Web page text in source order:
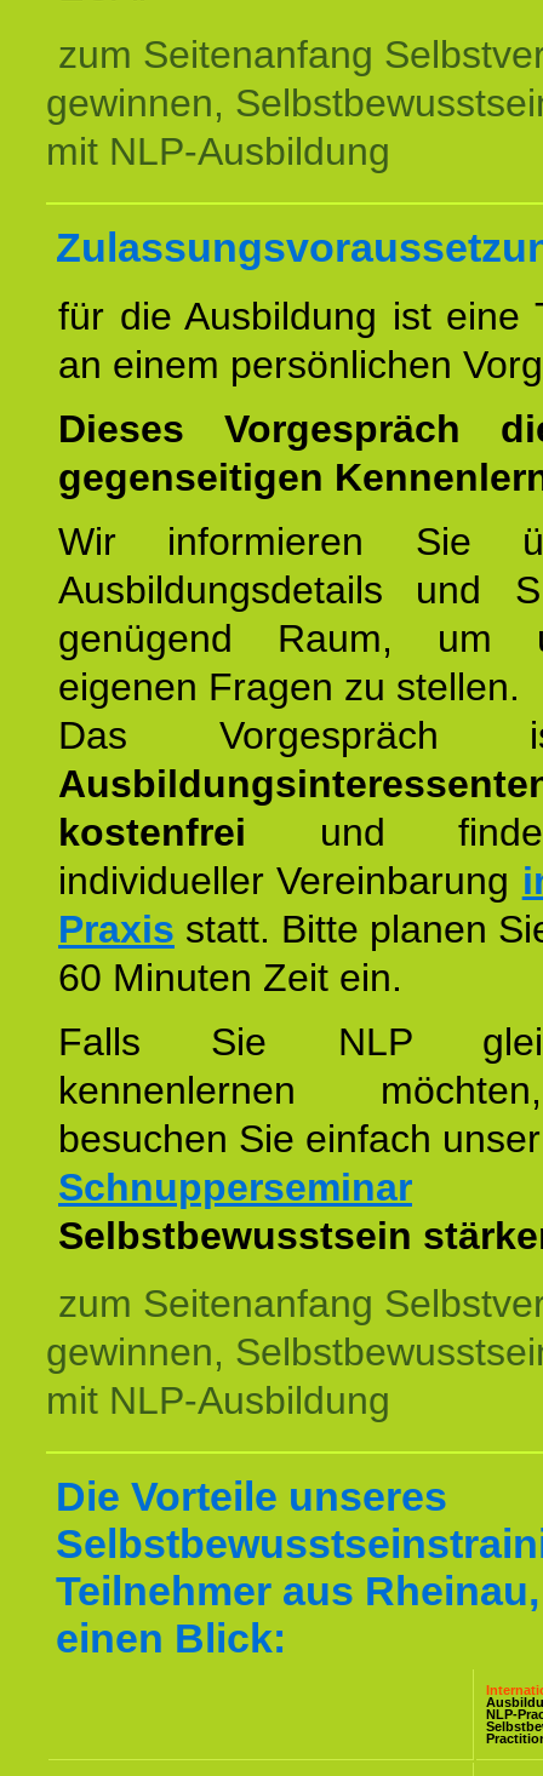
zum Seitenanfang
gewinnen,
mit NLP-Ausbildung
für die Ausbildung ist eine
an einem persönlichen
Dieses Vorgespräch
gegenseitigen
Wir informieren Sie
Ausbildungsdetails und
genügend Raum, um
eigenen Fragen zu stellen.
Das
kostenfrei und
individueller Vereinbarung
Praxis statt. Bitte planen
60 Minuten Zeit ein.
Falls Sie NLP
kennenlernen
besuchen Sie einfach unser
Schnupperseminar
Selbstbewusstsein
zum Seitenanfang
gewinnen,
mit NLP-Ausbildung
Die Vorteile unseres
Teilnehmer aus
einen Blick:
NLP-